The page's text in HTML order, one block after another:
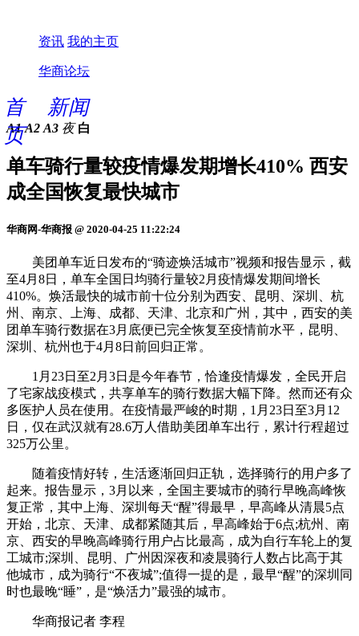
资讯 我的主页
华商论坛
首
页
新闻
A1 A2 A3 夜 白
单车骑行量较疫情爆发期增长410% 西安
成全国恢复最快城市
华商网-华商报 @ 2020-04-25 11:22:24
美团单车近日发布的“骑迹焕活城市”视频和报告显示，截
至4月8日，单车全国日均骑行量较2月疫情爆发期间增长
410%。焕活最快的城市前十位分别为西安、昆明、深圳、杭
州、南京、上海、成都、天津、北京和广州，其中，西安的美
团单车骑行数据在3月底便已完全恢复至疫情前水平，昆明、
深圳、杭州也于4月8日前回归正常。
1月23日至2月3日是今年春节，恰逢疫情爆发，全民开启
了宅家战疫模式，共享单车的骑行数据大幅下降。然而还有众
多医护人员在使用。在疫情最严峻的时期，1月23日至3月12
日，仅在武汉就有28.6万人借助美团单车出行，累计行程超过
325万公里。
随着疫情好转，生活逐渐回归正轨，选择骑行的用户多了
起来。报告显示，3月以来，全国主要城市的骑行早晚高峰恢
复正常，其中上海、深圳每天“醒”得最早，早高峰从清晨5点
开始，北京、天津、成都紧随其后，早高峰始于6点;杭州、南
京、西安的早晚高峰骑行用户占比最高，成为自行车轮上的复
工城市;深圳、昆明、广州因深夜和凌晨骑行人数占比高于其
他城市，成为骑行“不夜城”;值得一提的是，最早“醒”的深圳同
时也最晚“睡”，是“焕活力”最强的城市。
华商报记者 李程